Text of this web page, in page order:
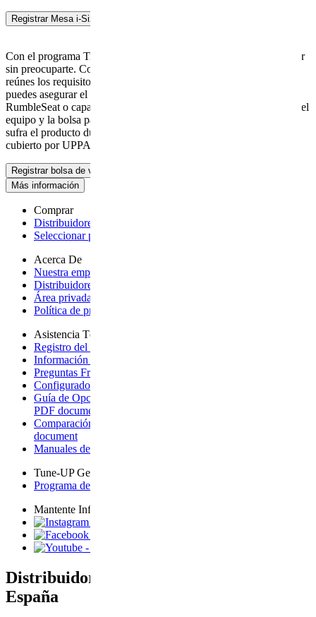
Registrar Mesa i-Size o base de Mesa i-Size
Con el programa TravelSafe, puedes registrar el equipo al embarcar
sin preocuparte. Con la compra de una bolsa de viaje UPPAbaby,
reúnes los requisitos para nuestro programa TravelSafe, con el cual
puedes asegurar el carrito, silla de coche, asiento auxiliar
RumbleSeat o capazo durante el viaje aéreo. Simplemente registra el
equipo y la bolsa para viajes antes de partir y cualquier daño que
sufra el producto durante el viaje aéreo estará completamente
cubierto por UPPAbaby, según los términos de la garantía original.
Registrar bolsa de viaje
Más información
Comprar
Distribuidores autorizados
Seleccionar país
Acerca De
Nuestra empresa
Distribuidores internacionales
Área privada tienda
Política de privacidad
Asistencia Técnica
Registro del producto + Garantía
Información sobre la garantía
Preguntas Frecuentes
Configurador para Vista
Guía de Opciones de Ampliación para Vista
PDF document
Comparación de carritos de bebé
document
Manuales de Productos
Tune-UP Gear-UP
Programa de Eventos
Mantente Informado
- opens page on an external site
Distribuidor oficial de UPPAbaby en
España